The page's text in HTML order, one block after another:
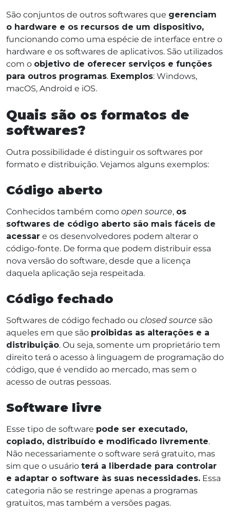
São conjuntos de outros softwares que gerenciam
o hardware e os recursos de um dispositivo,
funcionando como uma espécie de interface entre o
hardware e os softwares de aplicativos. São utilizados
com o objetivo de oferecer serviços e funções
para outros programas. Exemplos: Windows,
macOS, Android e iOS.
Quais são os formatos de
softwares?
Outra possibilidade é distinguir os softwares por
formato e distribuição. Vejamos alguns exemplos:
Código aberto
Conhecidos também como open source, os
softwares de código aberto são mais fáceis de
acessar e os desenvolvedores podem alterar o
código-fonte. De forma que podem distribuir essa
nova versão do software, desde que a licença
daquela aplicação seja respeitada.
Código fechado
Softwares de código fechado ou closed source são
aqueles em que são proibidas as alterações e a
distribuição. Ou seja, somente um proprietário tem
direito terá o acesso à linguagem de programação do
código, que é vendido ao mercado, mas sem o
acesso de outras pessoas.
Software livre
Esse tipo de software pode ser executado,
copiado, distribuído e modificado livremente.
Não necessariamente o software será gratuito, mas
sim que o usuário terá a liberdade para controlar
e adaptar o software às suas necessidades. Essa
categoria não se restringe apenas a programas
gratuitos, mas também a versões pagas.